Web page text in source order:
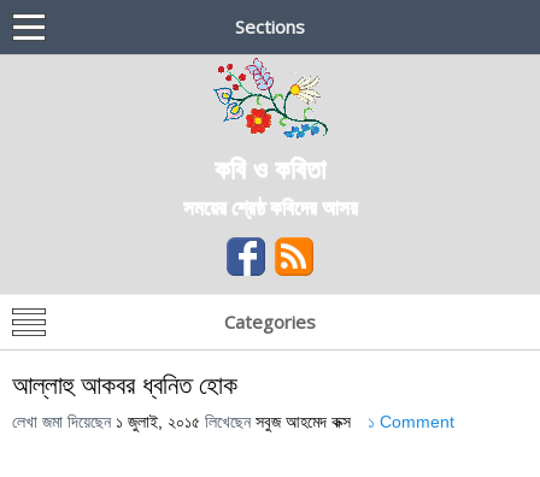
Sections
কবি ও কবিতা
সময়ের শ্রেষ্ঠ কবিদের আসর
Categories
আল্লাহু আকবর ধ্বনিত হোক
লেখা জমা দিয়েছেন ১ জুলাই, ২০১৫ লিখেছেন সবুজ আহমেদ কক্স ১ Comment